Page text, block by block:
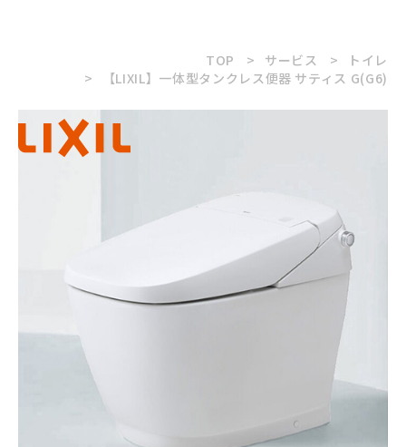
TOP サービス
トイレ
【LIXIL】一体型タンクレス便器 サティス G(G6)